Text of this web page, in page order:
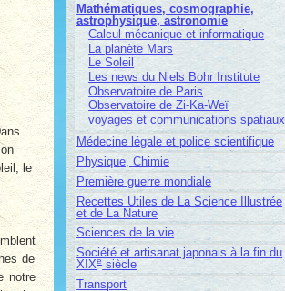
le
de
notre
Mathématiques, cosmographie,
astrophysique, astronomie
Calcul mécanique et informatique
La planète Mars
Le Soleil
Les news du Niels Bohr Institute
Observatoire de Paris
Observatoire de Zi-Ka-Weï
voyages et communications spatiaux
Médecine légale et police scientifique
Physique, Chimie
Première guerre mondiale
Recettes Utiles de La Science Illustrée
et de La Nature
Sciences de la vie
Société et artisanat japonais à la fin du
XIXe siècle
Transport